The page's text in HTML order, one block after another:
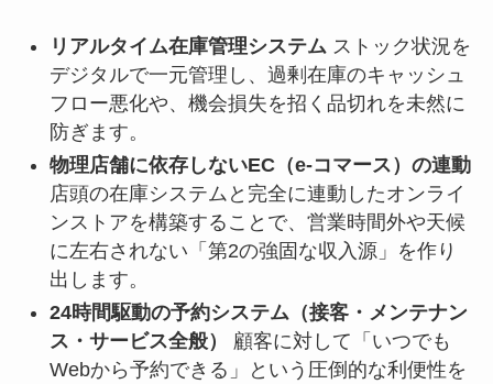
リアルタイム在庫管理システム ストック状況を
デジタルで一元管理し、過剰在庫のキャッシュ
フロー悪化や、機会損失を招く品切れを未然に
防ぎます。
物理店舗に依存しないEC（e-コマース）の連動
店頭の在庫システムと完全に連動したオンライ
ンストアを構築することで、営業時間外や天候
に左右されない「第2の強固な収入源」を作り
出します。
24時間駆動の予約システム（接客・メンテナン
ス・サービス全般）
顧客に対して「いつでも
Webから予約できる」という圧倒的な利便性を